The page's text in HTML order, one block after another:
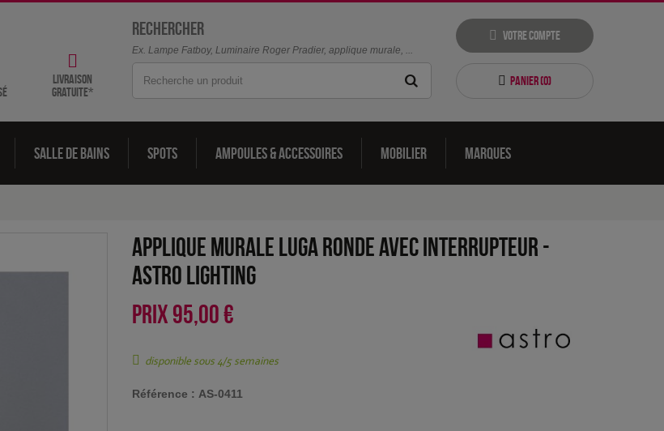
livraison
gratuite*
Rechercher
Ex. Lampe Fatboy, Luminaire Roger Pradier, applique murale, ...
Votre compte
Panier (0)
Salle de bains Spots Ampoules & accessoires Mobilier Marques
Applique murale Luga ronde avec interrupteur -
Astro Lighting
PRIX 95,00 €
disponible sous 4/5 semaines
Référence : AS-0411